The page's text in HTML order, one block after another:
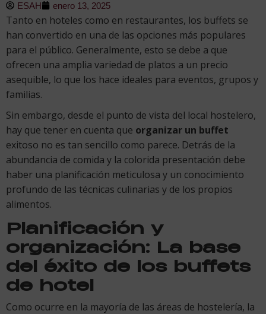
ESAH enero 13, 2025
Tanto en hoteles como en restaurantes, los buffets se
han convertido en una de las opciones más populares
para el público. Generalmente, esto se debe a que
ofrecen una amplia variedad de platos a un precio
asequible, lo que los hace ideales para eventos, grupos y
familias.
Sin embargo, desde el punto de vista del local hostelero,
hay que tener en cuenta que organizar un buffet
exitoso no es tan sencillo como parece. Detrás de la
abundancia de comida y la colorida presentación debe
haber una planificación meticulosa y un conocimiento
profundo de las técnicas culinarias y de los propios
alimentos.
Planificación y
organización: La base
del éxito de los buffets
de hotel
Como ocurre en la mayoría de las áreas de hostelería, la